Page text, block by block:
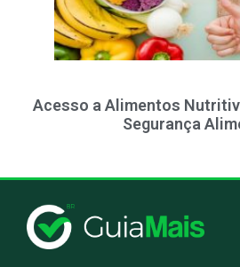
Acesso a Alimentos
Segurança